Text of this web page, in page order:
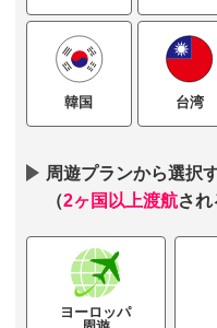
韓国 台湾
周遊プランから選択
（2ヶ国以上渡航され
ヨーロッパ